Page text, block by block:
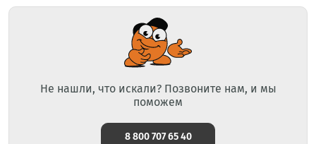
Не нашли, что искали? Позвоните нам, и мы
поможем
8 800 707 65 40